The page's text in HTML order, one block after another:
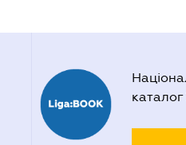
каталог